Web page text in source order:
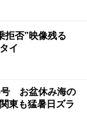
拒否”映像残る
イ
号 お盆休み海の
東も猛暑日ズラ